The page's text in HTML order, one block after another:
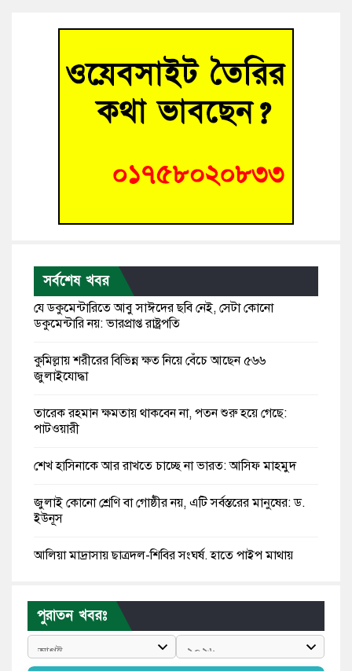
সর্বশেষ খবর
যে ডকুমেন্টারিতে আবু সাঈদের ছবি নেই, সেটা কোনো
ডকুমেন্টারি নয়: ভারপ্রাপ্ত রাষ্ট্রপতি
কুমিল্লায় শরীরের বিভিন্ন ক্ষত নিয়ে বেঁচে আছেন ৫৬৬
জুলাইযোদ্ধা
তারেক রহমান ক্ষমতায় থাকবেন না, পতন শুরু হয়ে গেছে:
পাটওয়ারী
শেখ হাসিনাকে আর রাখতে চাচ্ছে না ভারত: আসিফ মাহমুদ
জুলাই কোনো শ্রেণি বা গোষ্ঠীর নয়, এটি সর্বস্তরের মানুষের: ড.
ইউনূস
আলিয়া মাদ্রাসায় ছাত্রদল-শিবির সংঘর্ষ, হাতে পাইপ মাথায়
কুমিল্লার ৫ হাসপাতাল-ডায়াগনস্টিক সাময়িক বন্ধের নির্দেশ
পরকীয়ার অভিযোগে গ্রামবাসীর হাতে আটক কনটেন্ট ক্রিয়েটর
রিপন মিয়া
পুরাতন খবরঃ